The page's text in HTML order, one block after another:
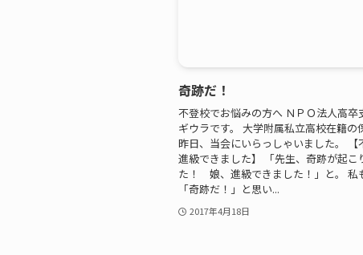
奇跡だ！
不登校でお悩みの方へ ＮＰＯ法人高卒
ギウラです。 大学附属私立高校在籍の
昨日、当会にいらっしゃいました。 【
進級できました】 「先生、奇跡が起こ
た！ 娘、進級できました！」と。 私
「奇跡だ！」と思い...
2017年4月18日